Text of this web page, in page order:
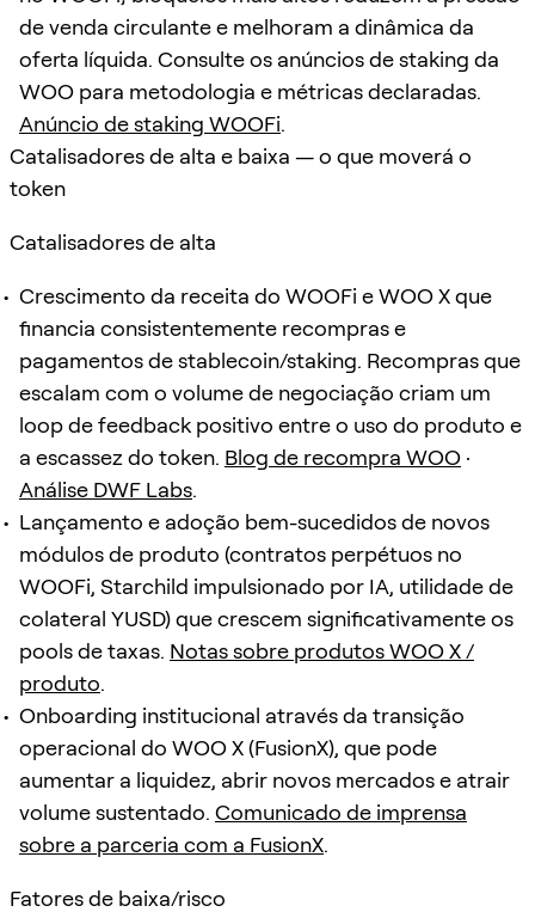
de venda circulante e melhoram a dinâmica da
oferta líquida. Consulte os anúncios de staking da
WOO para metodologia e métricas declaradas.
Anúncio de staking WOOFi.
Catalisadores de alta e baixa — o que moverá o
token
Catalisadores de alta
Crescimento da receita do WOOFi e WOO X que
financia consistentemente recompras e
pagamentos de stablecoin/staking. Recompras que
escalam com o volume de negociação criam um
loop de feedback positivo entre o uso do produto e
a escassez do token. Blog de recompra WOO ·
Análise DWF Labs.
Lançamento e adoção bem-sucedidos de novos
módulos de produto (contratos perpétuos no
WOOFi, Starchild impulsionado por IA, utilidade de
colateral YUSD) que crescem significativamente os
pools de taxas. Notas sobre produtos WOO X /
produto.
Onboarding institucional através da transição
operacional do WOO X (FusionX), que pode
aumentar a liquidez, abrir novos mercados e atrair
volume sustentado. Comunicado de imprensa
sobre a parceria com a FusionX.
Fatores de baixa/risco